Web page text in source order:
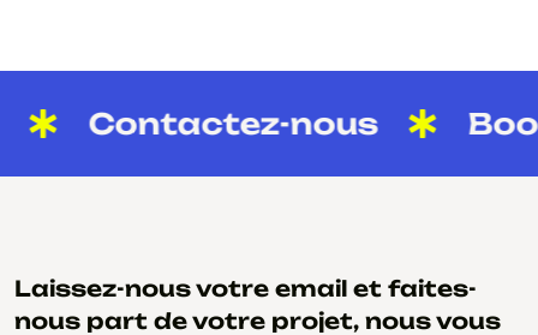
Contactez-nous
Laissez-nous votre email et faites-
nous part de votre projet, nous vous